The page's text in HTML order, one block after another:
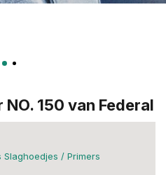
150 van Federal
Slaghoedjes / Primers